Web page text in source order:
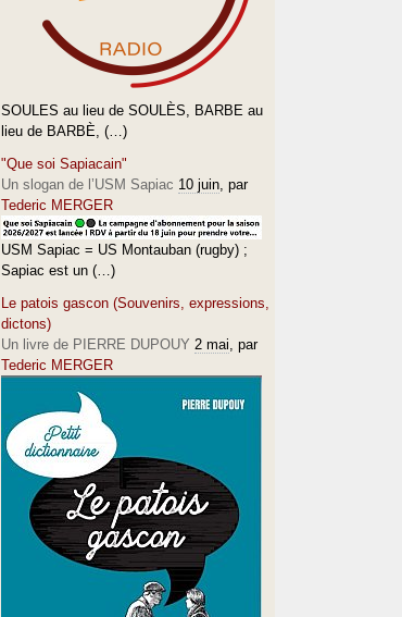
SOULES au lieu de SOULÈS, BARBE au
lieu de BARBÈ, (…)
"Que soi Sapiacain"
Un slogan de l’USM Sapiac 10 juin, par
Tederic MERGER
USM Sapiac = US Montauban (rugby) ;
Sapiac est un (…)
Le patois gascon (Souvenirs, expressions,
dictons)
Un livre de PIERRE DUPOUY 2 mai, par
Tederic MERGER